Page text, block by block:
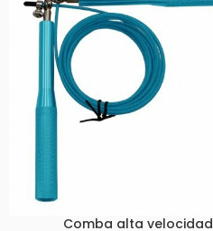
Comba alta velocidad